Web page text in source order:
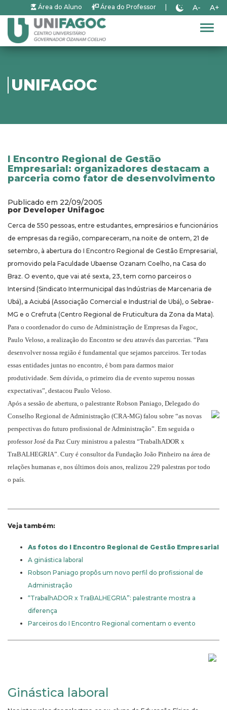
Área do Aluno Área do Professor A- A+
UNIFAGOC
I Encontro Regional de Gestão
Empresarial: organizadores destacam a
parceria como fator de desenvolvimento
Publicado em 22/09/2005
por Developer Unifagoc
Cerca de 550 pessoas, entre estudantes, empresários e funcionários
de empresas da região, compareceram, na noite de ontem, 21 de
setembro, à abertura do I Encontro Regional de Gestão Empresarial,
promovido pela Faculdade Ubaense Ozanam Coelho, na Casa do
Braz. O evento, que vai até sexta, 23, tem como parceiros o
Intersind (Sindicato Intermunicipal das Indústrias de Marcenaria de
Ubá), a Aciubá (Associação Comercial e Industrial de Ubá), o Sebrae-
MG e o Crefruta (Centro Regional de Fruticultura da Zona da Mata).
Para o coordenador do curso de Administração de Empresas da Fagoc,
Paulo Veloso, a realização do Encontro se deu através das parcerias. “Para
desenvolver nossa região é fundamental que sejamos parceiros. Ter todas
essas entidades juntas no encontro, é bom para darmos maior
produtividade. Sem dúvida, o primeiro dia de evento superou nossas
expectativas”, destacou Paulo Veloso.
Após a sessão de abertura, o palestrante Robson Paniago, Delegado do
Conselho Regional de Administração (CRA-MG) falou sobre “as novas
perspectivas do futuro profissional de Administração”. Em seguida o
professor José da Paz Cury ministrou a palestra “TrabalhADOR x
TraBALHEGRIA”. Cury é consultor da Fundação João Pinheiro na área de
relações humanas e, nos últimos dois anos, realizou 229 palestras por todo
o país.
Veja também:
As fotos do I Encontro Regional de Gestão Empresarial
A ginástica laboral
Robson Paniago propôs um novo perfil do profissional de
Administração
“TrabalhADOR x TraBALHEGRIA”: palestrante mostra a
diferença
Parceiros do I Encontro Regional comentam o evento
Ginástica laboral